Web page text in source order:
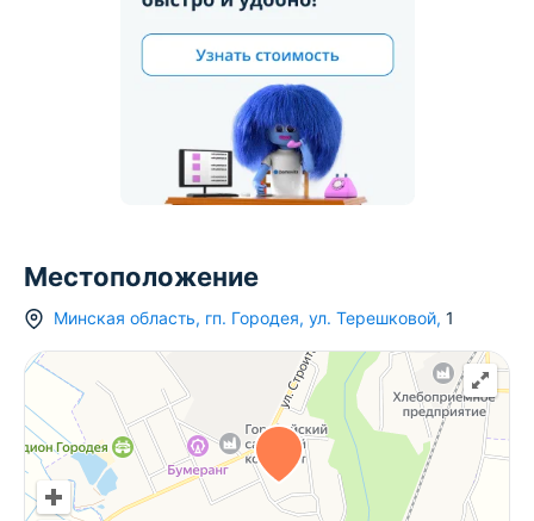
Местоположение
Минская область, гп. Городея, ул. Терешковой, 1